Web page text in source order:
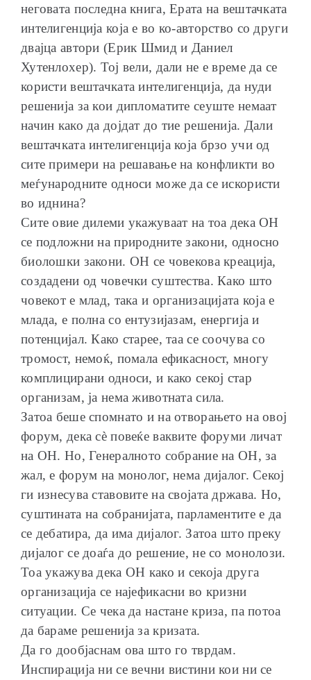
неговата последна книга, Ерата на вештачката
интелигенција која е во ко-авторство со други
двајца автори (Ерик Шмид и Даниел
Хутенлохер). Тој вели, дали не е време да се
користи вештачката интелигенција, да нуди
решенија за кои дипломатите сеуште немаат
начин како да дојдат до тие решенија. Дали
вештачката интелигенција која брзо учи од
сите примери на решавање на конфликти во
меѓународните односи може да се искористи
во иднина?
Сите овие дилеми укажуваат на тоа дека ОН
се подложни на природните закони, односно
биолошки закони. ОН се човекова креација,
создадени од човечки суштества. Како што
човекот е млад, така и организацијата која е
млада, е полна со ентузијазам, енергија и
потенцијал. Како старее, таа се соочува со
тромост, немоќ, помала ефикасност, многу
комплицирани односи, и како секој стар
организам, ја нема животната сила.
Затоа беше спомнато и на отворањето на овој
форум, дека сѐ повеќе ваквите форуми личат
на ОН. Но, Генералното собрание на ОН, за
жал, е форум на монолог, нема дијалог. Секој
ги изнесува ставовите на својата држава. Но,
суштината на собранијата, парламентите е да
се дебатира, да има дијалог. Затоа што преку
дијалог се доаѓа до решение, не со монолози.
Тоа укажува дека ОН како и секоја друга
организација се најефикасни во кризни
ситуации. Се чека да настане криза, па потоа
да бараме решенија за кризата.
Да го дообјаснам ова што го тврдам.
Инспирација ни се вечни вистини кои ни се